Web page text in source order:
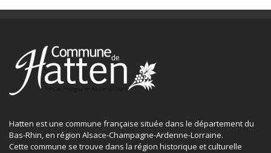
Hatten est une commune française située dans le département du
Bas-Rhin, en région Alsace-Champagne-Ardenne-Lorraine.
Cette commune se trouve dans la région historique et culturelle